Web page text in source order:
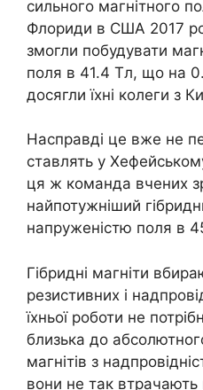
сильного магнітного
Флориди в США 2017
змогли побудувати
поля в 41.4 Тл, що на
досягли їхні колеги з
Насправді це вже не
ставлять у
ця ж команда вчених
найпотужніший
напруженістю поля в
Гібридні магніти
резистивних і
їхньої роботи не
близька до
магнітів з
вони не так втрачають